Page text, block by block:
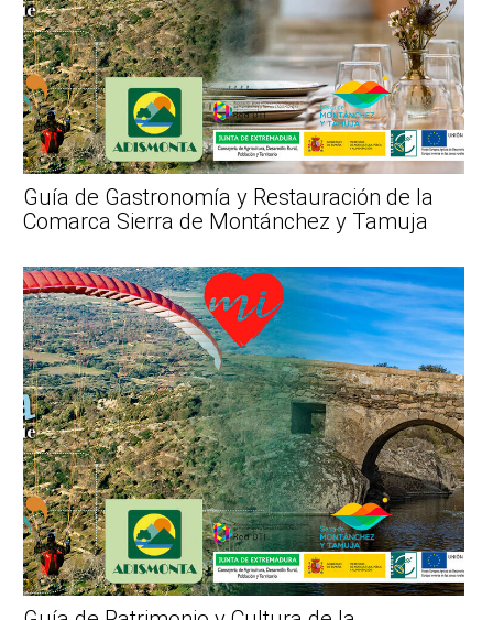
Guía de Gastronomía y Restauración de la
Comarca Sierra de Montánchez y Tamuja